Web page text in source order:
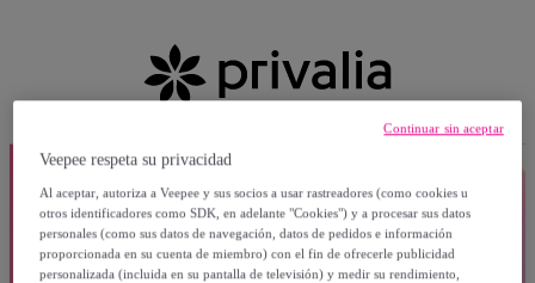
Veepee respeta su privacidad
Al aceptar, autoriza a Veepee y sus socios a usar rastreadores (como cookies u
otros identificadores como SDK, en adelante "Cookies") y a procesar sus datos
personales (como sus datos de navegación, datos de pedidos e información
proporcionada en su cuenta de miembro) con el fin de ofrecerle publicidad
personalizada (incluida en su pantalla de televisión) y medir su rendimiento,
Continuar sin aceptar